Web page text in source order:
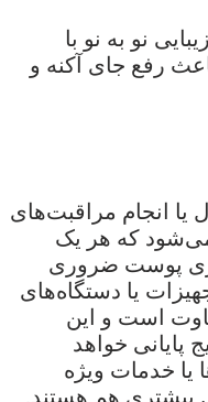
نو به نو با
رفع جای آکنه و
یا انجام مراقبت‌های
که هر یک
پوست ضروری
یا دستگاه‌های
است و این
پایانی خواهد
یا خدمات ویژه
بیشتری هم هستند.